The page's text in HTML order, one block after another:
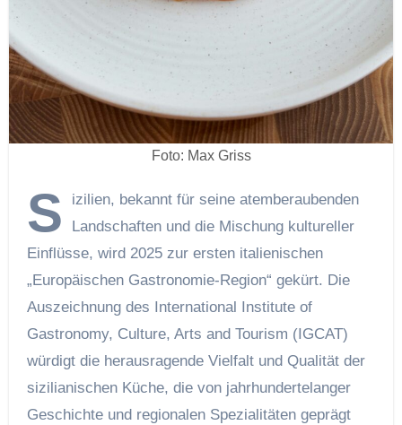
Foto: Max Griss
S
izilien, bekannt für seine atemberaubenden
Landschaften und die Mischung kultureller
Einflüsse, wird 2025 zur ersten italienischen
„Europäischen Gastronomie-Region“ gekürt. Die
Auszeichnung des International Institute of
Gastronomy, Culture, Arts and Tourism (IGCAT)
würdigt die herausragende Vielfalt und Qualität der
sizilianischen Küche, die von jahrhundertelanger
Geschichte und regionalen Spezialitäten geprägt